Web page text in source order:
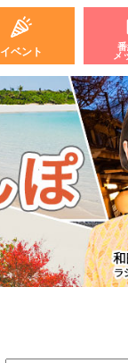
イベント
メ